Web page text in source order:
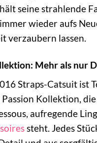
seine strahlende
wieder aufs
verzaubern lassen.
Mehr als nur
Straps-Catsuit ist
Kollektion,
aufregende
steht. Jedes